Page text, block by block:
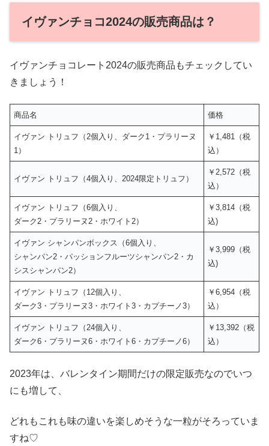
イヴァンチョコ2024の販売商品は？
イヴァンチョコレート2024の販売商品もチェックしてい
きましょう！
商品名 価格
イヴァン トリュフ（2個入り、ダーク1・プラリーヌ
1）
￥1,481（税
込）
イヴァン トリュフ（4個入り、2024限定トリュフ）
￥2,572（税
込）
イヴァン トリュフ（6個入り、
ダーク2・プラリーヌ2・ホワイト2）
￥3,814（税
込)
イヴァン シャンパンボックス（6個入り、
シャンパン2・パッションフルーツシャンパン2・カ
シスシャンパン2）
￥3,999（税
込)
イヴァン トリュフ（12個入り、
ダーク3・プラリーヌ3・ホワイト3・カプチーノ3）
￥6,954（税
込）
イヴァン トリュフ（24個入り、
ダーク6・プラリーヌ6・ホワイト6・カプチーノ6）
￥13,392（税
込）
2023年は、バレンタイン期間だけの限定販売なのでいつ
にも増して、
どれもこれも味の違いを楽しめそうな一粒がそろっていま
すね♡